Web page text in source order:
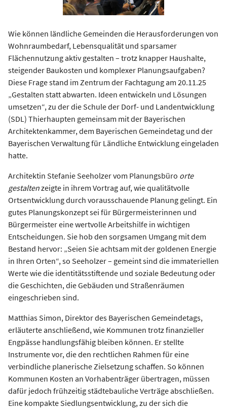
Wie können ländliche Gemeinden die Herausforderungen von
Wohnraumbedarf, Lebensqualität und sparsamer
Flächennutzung aktiv gestalten – trotz knapper Haushalte,
steigender Baukosten und komplexer Planungsaufgaben?
Diese Frage stand im Zentrum der Fachtagung am 20.11.25
„Gestalten statt abwarten. Ideen entwickeln und Lösungen
umsetzen“, zu der die Schule der Dorf- und Landentwicklung
(SDL) Thierhaupten gemeinsam mit der Bayerischen
Architektenkammer, dem Bayerischen Gemeindetag und der
Bayerischen Verwaltung für Ländliche Entwicklung eingeladen
hatte.
Architektin Stefanie Seeholzer vom Planungsbüro orte
gestaltenzeigte in ihrem Vortrag auf, wie qualitätvolle
Ortsentwicklung durch vorausschauende Planung gelingt. Ein
gutes Planungskonzept sei für Bürgermeisterinnen und
Bürgermeister eine wertvolle Arbeitshilfe in wichtigen
Entscheidungen. Sie hob den sorgsamen Umgang mit dem
Bestand hervor: „Seien Sie achtsam mit der goldenen Energie
in Ihren Orten“, so Seeholzer – gemeint sind die immateriellen
Werte wie die identitätsstiftende und soziale Bedeutung oder
die Geschichten, die Gebäuden und Straßenräumen
eingeschrieben sind.
Matthias Simon, Direktor des Bayerischen Gemeindetags,
erläuterte anschließend, wie Kommunen trotz finanzieller
Engpässe handlungsfähig bleiben können. Er stellte
Instrumente vor, die den rechtlichen Rahmen für eine
verbindliche planerische Zielsetzung schaffen. So können
Kommunen Kosten an Vorhabenträger übertragen, müssen
dafür jedoch frühzeitig städtebauliche Verträge abschließen.
Eine kompakte Siedlungsentwicklung, zu der sich die